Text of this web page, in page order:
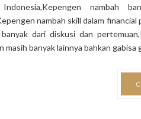
nambah
nambah skill dalam
dari diskusi dan
masih banyak lainnya bahkan gabisa